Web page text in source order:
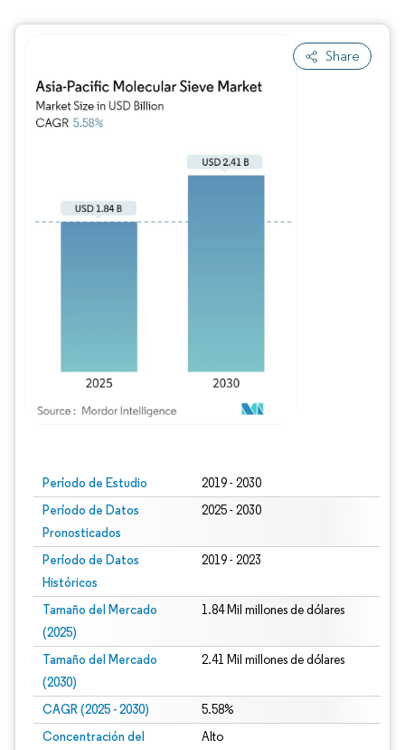
Share
Período de Estudio 2019 - 2030
Período de Datos
Pronosticados
2025 - 2030
Período de Datos
Históricos
2019 - 2023
Tamaño del Mercado
(2025)
1.84 Mil millones de dólares
Tamaño del Mercado
(2030)
2.41 Mil millones de dólares
CAGR (2025 - 2030) 5.58%
Concentración del
Alto